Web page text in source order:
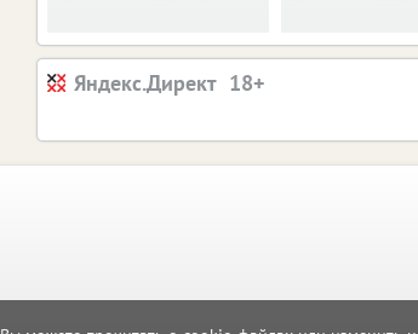
Яндекс.Директ